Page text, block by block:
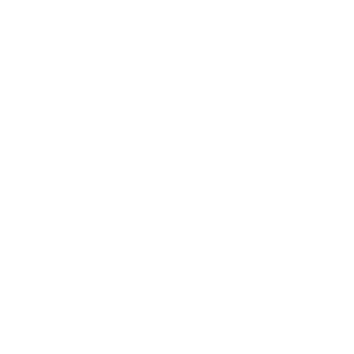
です。
ず変更すること